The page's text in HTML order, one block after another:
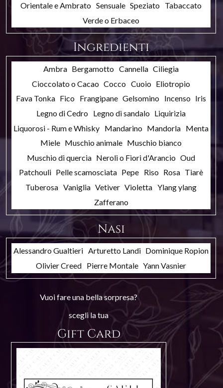
Orientale e Ambrato Sensuale Speziato Tabaccato
Verde o Erbaceo
Ingredienti
Ambra Bergamotto Cannella Ciliegia
Cioccolato o Cacao Cocco Cuoio Eliotropio
Fava Tonka Fico Frangipane Gelsomino Incenso Iris
Legno di Cedro Legno di sandalo Liquirizia
Liquorosi - Rum e Whisky Mandarino Mandorla Menta
Miele Muschio animale Muschio bianco
Muschio di quercia Neroli o Fiori d'Arancio Oud
Patchouli Pelle scamosciata Pepe Riso Rosa Tiarè
Tuberosa Vaniglia Vetiver Violetta Ylang ylang
Zafferano
Nasi
Alessandro Gualtieri Arturetto Landi Dominique Ropion
Olivier Creed Pierre Montale Yann Vasnier
Vuoi fare una bella sorpresa?
scegli la tua
Gift Card